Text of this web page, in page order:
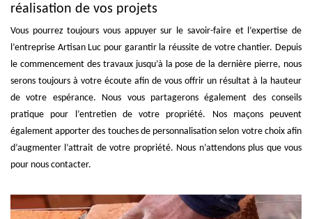
réalisation de vos projets
Vous pourrez toujours vous appuyer sur le savoir-faire et l’expertise de
l’entreprise Artisan Luc pour garantir la réussite de votre chantier. Depuis
le commencement des travaux jusqu’à la pose de la dernière pierre, nous
serons toujours à votre écoute afin de vous offrir un résultat à la hauteur
de votre espérance. Nous vous partagerons également des conseils
pratique pour l’entretien de votre propriété. Nos maçons peuvent
également apporter des touches de personnalisation selon votre choix afin
d’augmenter l’attrait de votre propriété. Nous n’attendons plus que vous
pour nous contacter.